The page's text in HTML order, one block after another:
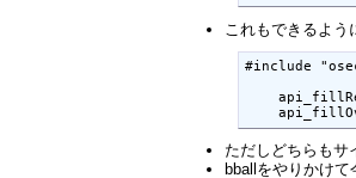
これもできるよう
#include
ただしどちらもサ
bballをやりかけて